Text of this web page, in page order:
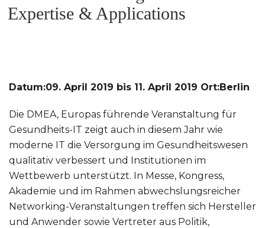
Expertise & Applications
Datum:09. April 2019 bis 11. April 2019 Ort:Berlin
Die DMEA, Europas führende Veranstaltung für
Gesundheits-IT zeigt auch in diesem Jahr wie
moderne IT die Versorgung im Gesundheitswesen
qualitativ verbessert und Institutionen im
Wettbewerb unterstützt. In Messe, Kongress,
Akademie und im Rahmen abwechslungsreicher
Networking-Veranstaltungen treffen sich Hersteller
und Anwender sowie Vertreter aus Politik,